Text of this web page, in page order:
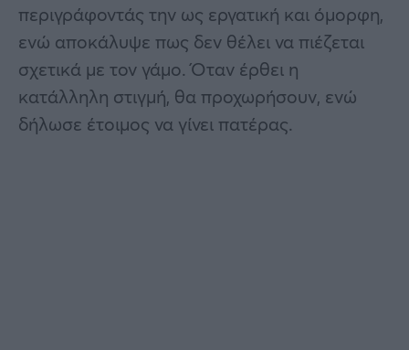
περιγράφοντάς την ως εργατική και όμορφη,
ενώ αποκάλυψε πως δεν θέλει να πιέζεται
σχετικά με τον γάμο. Όταν έρθει η
κατάλληλη στιγμή, θα προχωρήσουν, ενώ
δήλωσε έτοιμος να γίνει πατέρας.